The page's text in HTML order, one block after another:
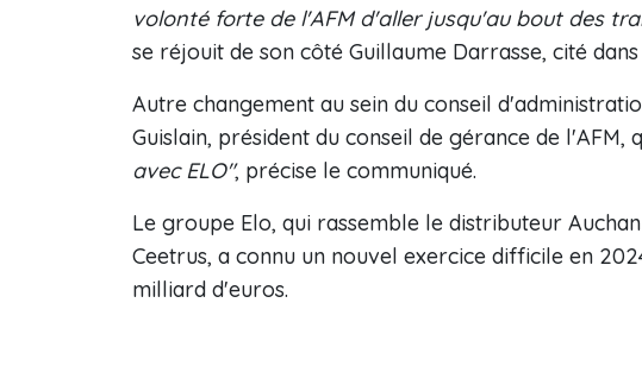
volonté forte de l'AFM d'aller jusqu'au bout des
se réjouit de son côté Guillaume Darrasse, cité
Autre changement au sein du conseil
Guislain, président du conseil de gérance de l'AFM,
avec ELO", précise le communiqué.
Le groupe Elo, qui rassemble le distributeur
Ceetrus, a connu un nouvel exercice difficile en
milliard d'euros.